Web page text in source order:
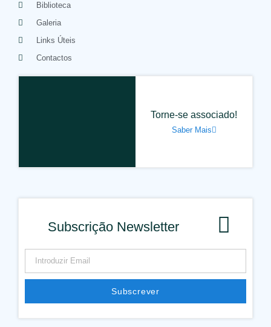
Biblioteca
Galeria
Links Úteis
Contactos
Torne-se associado!
Saber Mais
Subscrição Newsletter
Subscrever